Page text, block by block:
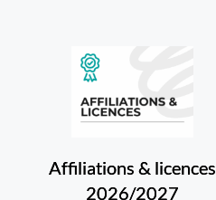
Affiliations & licences
2026/2027